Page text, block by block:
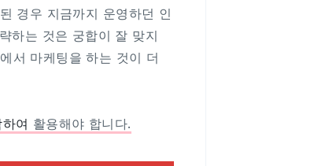
경우 지금까지 운영하던 인
하는 것은 궁합이 잘 맞지
서 마케팅을 하는 것이 더
여 활용해야 합니다.